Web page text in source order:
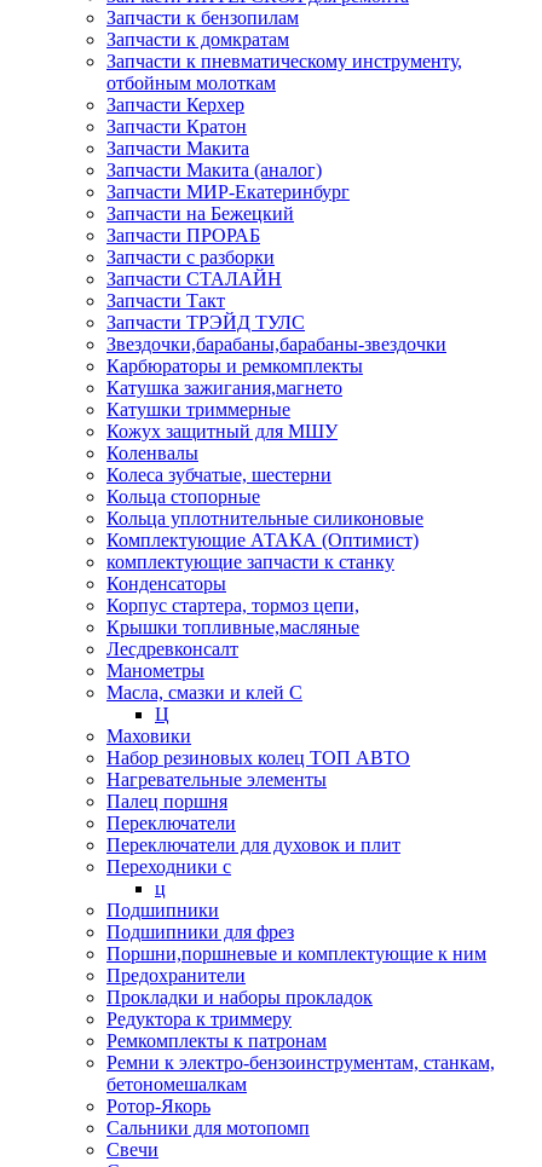
Запчасти к бензопилам
Запчасти к домкратам
Запчасти к пневматическому инструменту,
отбойным молоткам
Запчасти Керхер
Запчасти Кратон
Запчасти Макита
Запчасти Макита (аналог)
Запчасти МИР-Екатеринбург
Запчасти на Бежецкий
Запчасти ПРОРАБ
Запчасти с разборки
Запчасти СТАЛАЙН
Запчасти Такт
Запчасти ТРЭЙД ТУЛС
Звездочки,барабаны,барабаны-звездочки
Карбюраторы и ремкомплекты
Катушка зажигания,магнето
Катушки триммерные
Кожух защитный для МШУ
Коленвалы
Колеса зубчатые, шестерни
Кольца стопорные
Кольца уплотнительные силиконовые
Комплектующие АТАКА (Оптимист)
комплектующие запчасти к станку
Конденсаторы
Корпус стартера, тормоз цепи,
Крышки топливные,масляные
Лесдревконсалт
Манометры
Масла, смазки и клей С
Ц
Маховики
Набор резиновых колец ТОП АВТО
Нагревательные элементы
Палец поршня
Переключатели
Переключатели для духовок и плит
Переходники с
ц
Подшипники
Подшипники для фрез
Поршни,поршневые и комплектующие к ним
Предохранители
Прокладки и наборы прокладок
Редуктора к триммеру
Ремкомплекты к патронам
Ремни к электро-бензоинструментам, станкам,
бетономешалкам
Ротор-Якорь
Сальники для мотопомп
Свечи